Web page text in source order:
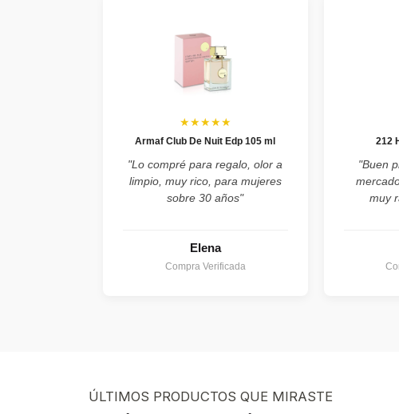
★★★★★
Armaf Club De Nuit Edp 105 ml
"Lo compré para regalo, olor a
limpio, muy rico, para mujeres
sobre 30 años"
Elena
Compra Verificada
212
"Buen
muy
ÚLTIMOS PRODUCTOS QUE MIRASTE